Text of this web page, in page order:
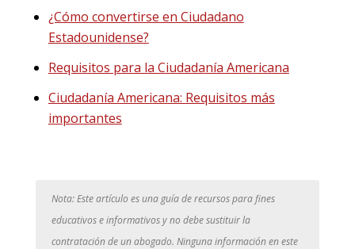
¿Cómo convertirse en Ciudadano
Estadounidense?
Requisitos para la Ciudadanía Americana
Ciudadanía Americana: Requisitos más
importantes
Nota: Este artículo es una guía de recursos para fines
educativos e informativos y no debe sustituir la
contratación de un abogado. Ninguna información en este